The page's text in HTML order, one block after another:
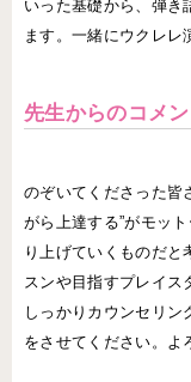
いった基礎から、弾き
ます。一緒にウクレレ
先生からのコメン
のぞいてくださった皆
がら上達する”がモッ
り上げていくものだと
スンや目指すプレイス
しっかりカウンセリン
をさせてください。よ